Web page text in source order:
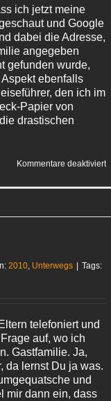
ich jetzt meine
und Google
dabei die Adresse,
angegeben
gefunden wurde,
ebenfalls
den ich im
Papier von
drastischen
Kommentare deaktiviertfür
2010, Unterwegs
Tags:
telefoniert und
auf, wo ich
Gastfamilie. Ja,
da lernst Du ja was.
und
mir dann ein, dass